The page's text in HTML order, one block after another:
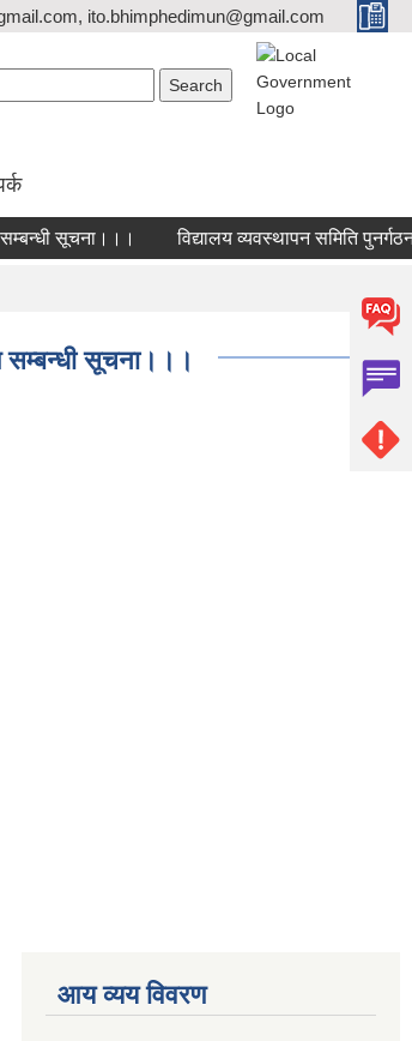
ito.bhimphedimun@gmail.com
सूचना।।। विद्यालय व्यवस्थापन समिति पुनर्गठन
सम्बन्धी सूचना।।।
आय व्यय विवरण